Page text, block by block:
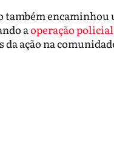
encaminhou
aoperação
ação na